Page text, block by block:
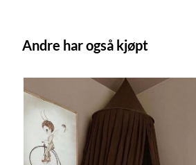
Andre har også kjøpt